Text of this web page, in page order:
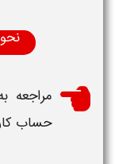
مراجعه
حساب